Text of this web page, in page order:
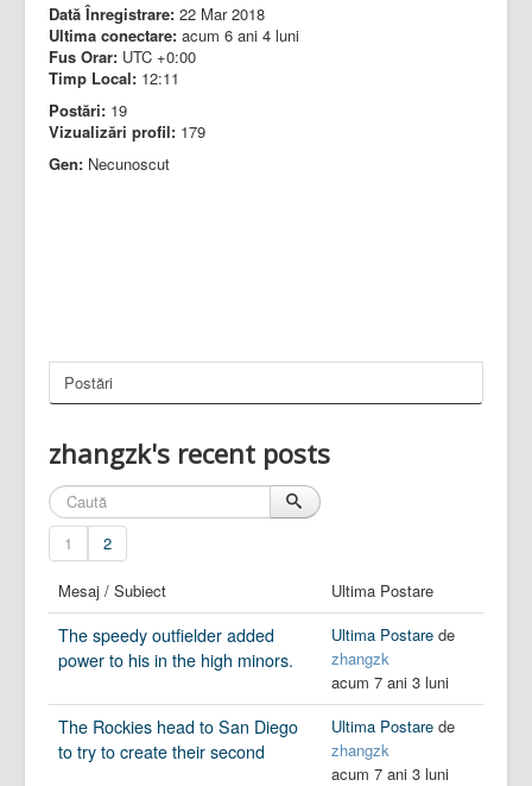
Dată Înregistrare: 22 Mar 2018
Ultima conectare: acum 6 ani 4 luni
Fus Orar: UTC +0:00
Timp Local: 12:11
Postări: 19
Vizualizări profil: 179
Gen: Necunoscut
Postări
zhangzk's recent posts
1 2
Mesaj / Subiect Ultima Postare
The speedy outfielder added
power to his in the high minors.
Ultima Postare de
zhangzk
acum 7 ani 3 luni
The Rockies head to San Diego
to try to create their second
Ultima Postare de
zhangzk
acum 7 ani 3 luni